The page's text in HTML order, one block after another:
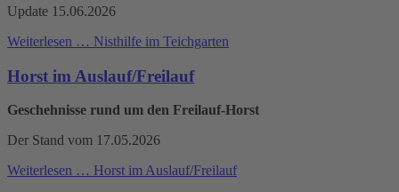
Update 15.06.2026
Weiterlesen … Nisthilfe im Teichgarten
Horst im Auslauf/Freilauf
Geschehnisse rund um den Freilauf-Horst
Der Stand vom 17.05.2026
Weiterlesen … Horst im Auslauf/Freilauf